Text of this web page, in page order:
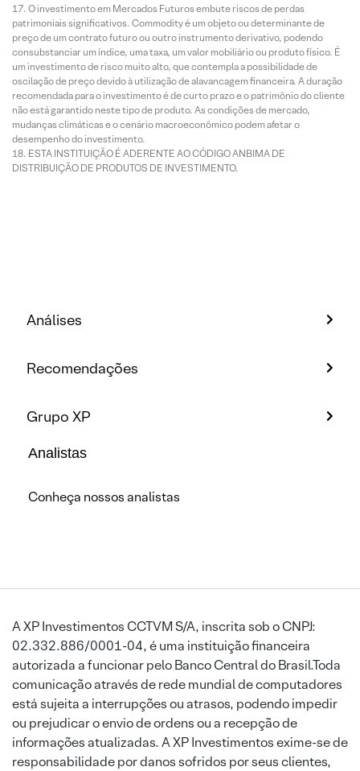
O investimento em Mercados Futuros embute riscos de perdas
patrimoniais significativos. Commodity é um objeto ou determinante de
preço de um contrato futuro ou outro instrumento derivativo, podendo
consubstanciar um índice, uma taxa, um valor mobiliário ou produto físico. É
um investimento de risco muito alto, que contempla a possibilidade de
oscilação de preço devido à utilização de alavancagem financeira. A duração
recomendada para o investimento é de curto prazo e o patrimônio do cliente
não está garantido neste tipo de produto. As condições de mercado,
mudanças climáticas e o cenário macroeconômico podem afetar o
desempenho do investimento.
ESTA INSTITUIÇÃO É ADERENTE AO CÓDIGO ANBIMA DE
DISTRIBUIÇÃO DE PRODUTOS DE INVESTIMENTO.
Análises
Recomendações
Grupo XP
Analistas
Conheça nossos analistas
A XP Investimentos CCTVM S/A, inscrita sob o CNPJ:
02.332.886/0001-04, é uma instituição financeira
autorizada a funcionar pelo Banco Central do Brasil.Toda
comunicação através de rede mundial de computadores
está sujeita a interrupções ou atrasos, podendo impedir
ou prejudicar o envio de ordens ou a recepção de
informações atualizadas. A XP Investimentos exime-se de
responsabilidade por danos sofridos por seus clientes,